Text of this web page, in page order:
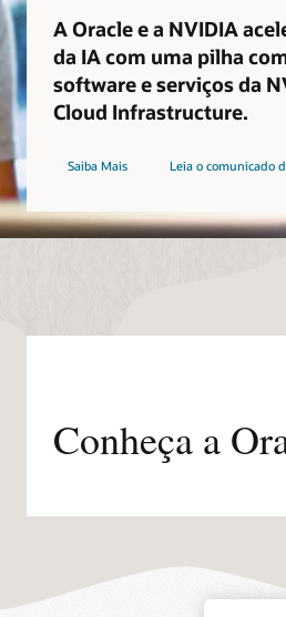
A Oracle e a NVIDIA
da IA com uma pilha
software e serviços da
Cloud Infrastructure.
Saiba Mais Leia o comunicado
Conheça a